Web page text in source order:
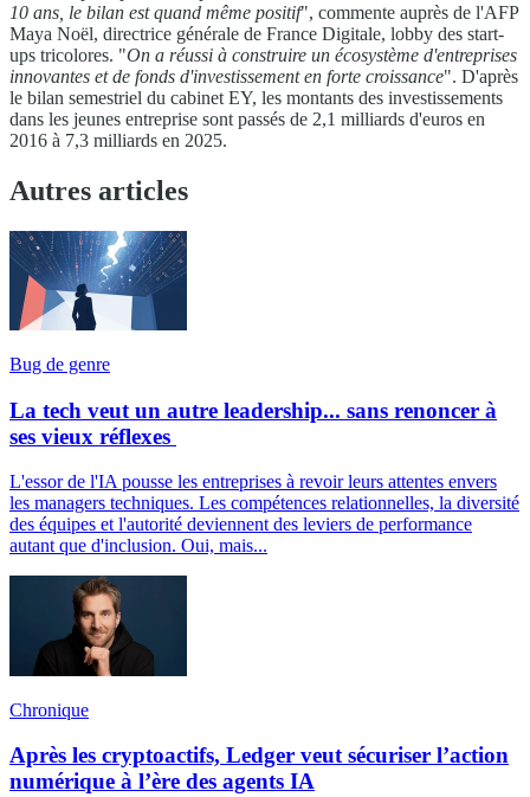
10 ans, le bilan est quand même positif", commente auprès de l'AFP
Maya Noël, directrice générale de France Digitale, lobby des start-
ups tricolores. "On a réussi à construire un écosystème d'entreprises
innovantes et de fonds d'investissement en forte croissance". D'après
le bilan semestriel du cabinet EY, les montants des investissements
dans les jeunes entreprise sont passés de 2,1 milliards d'euros en
2016 à 7,3 milliards en 2025.
Autres articles
Bug de genre
La tech veut un autre leadership... sans renoncer à
ses vieux réflexes
L'essor de l'IA pousse les entreprises à revoir leurs attentes envers
les managers techniques. Les compétences relationnelles, la diversité
des équipes et l'autorité deviennent des leviers de performance
autant que d'inclusion. Oui, mais...
Chronique
Après les cryptoactifs, Ledger veut sécuriser l’action
numérique à l’ère des agents IA